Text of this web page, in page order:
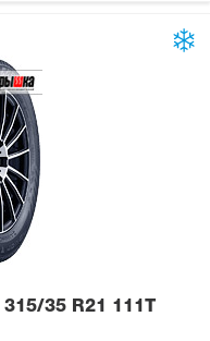
315/35 R21 111T